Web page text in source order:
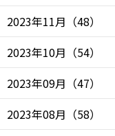
2023年11月 （48）
2023年10月 （54）
2023年09月 （47）
2023年08月 （58）